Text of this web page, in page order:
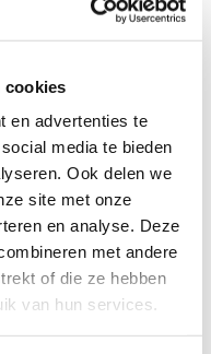
cookies
en advertenties te
media te bieden
Ook delen we
site met onze
en analyse. Deze
met andere
of die ze hebben
van hun services.
2
WiFi : gratis